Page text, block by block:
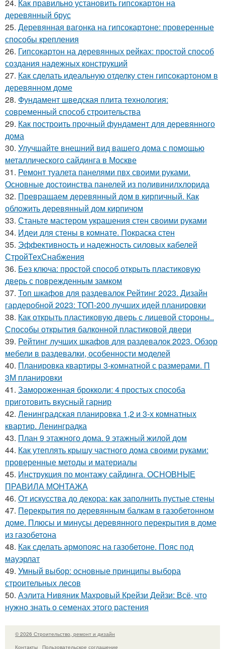
24. Как правильно установить гипсокартон на
деревянный брус
25. Деревянная вагонка на гипсокартоне: проверенные
способы крепления
26. Гипсокартон на деревянных рейках: простой способ
создания надежных конструкций
27. Как сделать идеальную отделку стен гипсокартоном в
деревянном доме
28. Фундамент шведская плита технология:
современный способ строительства
29. Как построить прочный фундамент для деревянного
дома
30. Улучшайте внешний вид вашего дома с помощью
металлического сайдинга в Москве
31. Ремонт туалета панелями пвх своими руками.
Основные достоинства панелей из поливинилхлорида
32. Превращаем деревянный дом в кирпичный. Как
обложить деревянный дом кирпичом
33. Станьте мастером украшения стен своими руками
34. Идеи для стены в комнате. Покраска стен
35. Эффективность и надежность силовых кабелей
СтройТехСнабжения
36. Без ключа: простой способ открыть пластиковую
дверь с поврежденным замком
37. Топ шкафов для раздевалок Рейтинг 2023. Дизайн
гардеробной 2023: ТОП-200 лучших идей планировки
38. Как открыть пластиковую дверь с лицевой стороны..
Способы открытия балконной пластиковой двери
39. Рейтинг лучших шкафов для раздевалок 2023. Обзор
мебели в раздевалки, особенности моделей
40. Планировка квартиры 3-комнатной с размерами. П
3М планировки
41. Замороженная брокколи: 4 простых способа
приготовить вкусный гарнир
42. Ленинградская планировка 1,2 и 3-х комнатных
квартир. Ленинградка
43. План 9 этажного дома. 9 этажный жилой дом
44. Как утеплять крышу частного дома своими руками:
проверенные методы и материалы
45. Инструкция по монтажу сайдинга. ОСНОВНЫЕ
ПРАВИЛА МОНТАЖА
46. От искусства до декора: как заполнить пустые стены
47. Перекрытия по деревянным балкам в газобетонном
доме. Плюсы и минусы деревянного перекрытия в доме
из газобетона
48. Как сделать армопояс на газобетоне. Пояс под
мауэрлат
49. Умный выбор: основные принципы выбора
строительных лесов
50. Аэлита Нивяник Махровый Крейзи Дейзи: Всё, что
нужно знать о семенах этого растения
© 2026 Строительство, ремонт и дизайн
Контакты
Пользовательское соглашение